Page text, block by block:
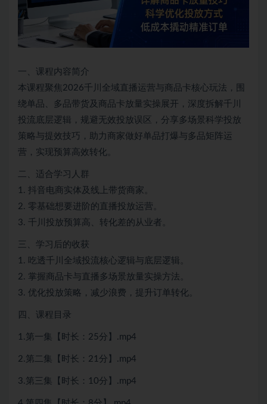
一、课程内容简介
本课程聚焦2026千川全域直播运营与商品卡核心玩法，围
绕单品、多品带货及商品卡放量实操展开，深度拆解千川
投流底层逻辑，规避无效投放误区，分享多场景科学投放
策略与提效技巧，助力商家做好单品打爆与多品矩阵运
营，实现预算高效转化。
二、适合学习人群
1. 抖音电商实体及线上带货商家。
2. 零基础想要进阶的直播投放运营。
3. 千川投放预算高、转化差的从业者。
三、学习后的收获
1. 吃透千川全域投流核心逻辑与底层逻辑。
2. 掌握商品卡与直播多场景放量实操方法。
3. 优化投放策略，减少浪费，提升订单转化。
四、课程目录
1.第一集【时长：25分】.mp4
2.第二集【时长：21分】.mp4
3.第三集【时长：10分】.mp4